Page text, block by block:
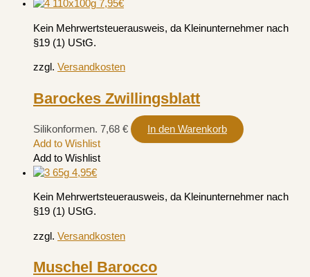
Kein Mehrwertsteuerausweis, da Kleinunternehmer nach
§19 (1) UStG.
zzgl. Versandkosten
Barockes Zwillingsblatt
Silikonformen. 7,68 €
In den Warenkorb
Add to Wishlist
Add to Wishlist
Kein Mehrwertsteuerausweis, da Kleinunternehmer nach
§19 (1) UStG.
zzgl. Versandkosten
Muschel Barocco